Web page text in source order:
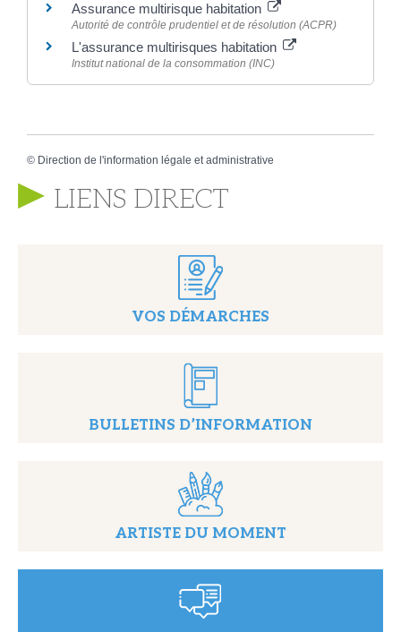
Assurance multirisque habitation
Autorité de contrôle prudentiel et de résolution (ACPR)
L'assurance multirisques habitation
Institut national de la consommation (INC)
© Direction de l'information légale et administrative
LIENS DIRECT
VOS DÉMARCHES
BULLETINS D’INFORMATION
ARTISTE DU MOMENT